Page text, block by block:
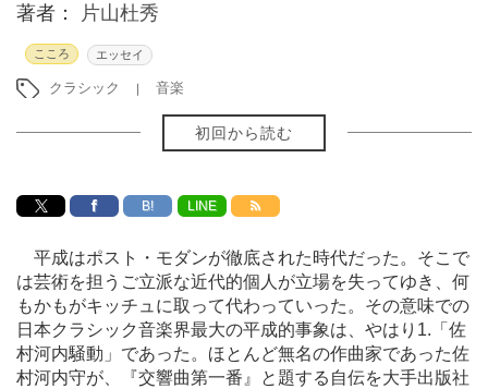
著者： 片山杜秀
こころ エッセイ
クラシック 音楽
初回から読む
B! LINE
平成はポスト・モダンが徹底された時代だった。そこで
は芸術を担うご立派な近代的個人が立場を失ってゆき、何
もかもがキッチュに取って代わっていった。その意味での
日本クラシック音楽界最大の平成的事象は、やはり1.「佐
村河内騒動」であった。ほとんど無名の作曲家であった佐
村河内守が、『交響曲第一番』と題する自伝を大手出版社